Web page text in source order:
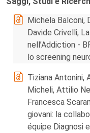
Michela Balconi,
Davide Crivelli,
nell’Addiction -
lo screening
Tiziana Antonini,
Micheli, Attilio
Francesca
giovani: la
équipe Diagnosi